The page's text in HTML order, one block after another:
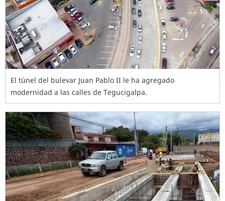
El túnel del bulevar Juan Pablo II le ha agregado
modernidad a las calles de Tegucigalpa.